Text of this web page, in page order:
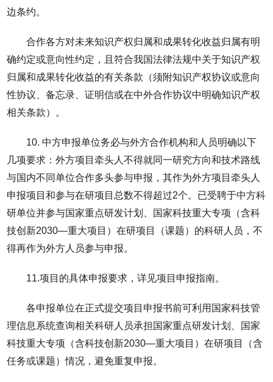
边条约。
合作各方对未来知识产权归属和成果转化收益归属有明
确约定或意向性约定，且符合我国法律法规中关于知识产权
归属和成果转化收益的有关条款（须附知识产权协议或意向
性协议、备忘录、证明信或在中外合作协议中明确知识产权
相关条款）。
10. 中方申报单位务必与外方合作机构和人员明确以下
几项要求：外方项目牵头人不得就同一研究方向和技术路线
与国内不同单位合作多头参与申报，其作为外方项目牵头人
申报项目和参与在研项目总数不得超过2个。已受聘于中方科
研单位并参与国家重点研发计划、国家科技重大专项（含科
技创新2030—重大项目）在研项目（课题）的科研人员，不
得再作为外方人员参与申报。
11.项目的具体申报要求，详见项目申报指南。
各申报单位在正式提交项目申报书前可利用国家科技管
理信息系统查询相关科研人员承担国家重点研发计划、国家
科技重大专项（含科技创新2030—重大项目）在研项目（含
任务或课题）情况，避免重复申报。